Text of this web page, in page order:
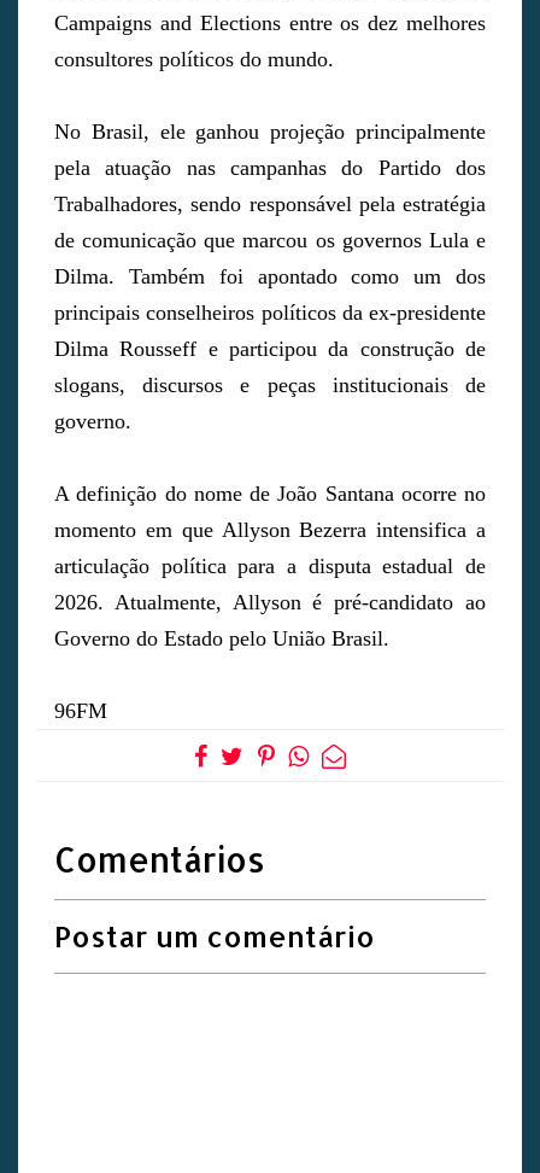
Campaigns and Elections entre os dez melhores
consultores políticos do mundo.
No Brasil, ele ganhou projeção principalmente
pela atuação nas campanhas do Partido dos
Trabalhadores, sendo responsável pela estratégia
de comunicação que marcou os governos Lula e
Dilma. Também foi apontado como um dos
principais conselheiros políticos da ex-presidente
Dilma Rousseff e participou da construção de
slogans, discursos e peças institucionais de
governo.
A definição do nome de João Santana ocorre no
momento em que Allyson Bezerra intensifica a
articulação política para a disputa estadual de
2026. Atualmente, Allyson é pré-candidato ao
Governo do Estado pelo União Brasil.
96FM
Comentários
Postar um comentário